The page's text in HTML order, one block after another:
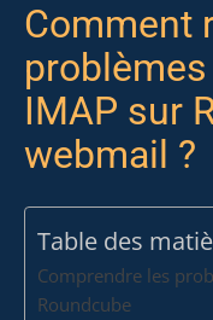
Comment
IMAP sur
webmail ?
Table des
Comprendre les
Roundcube